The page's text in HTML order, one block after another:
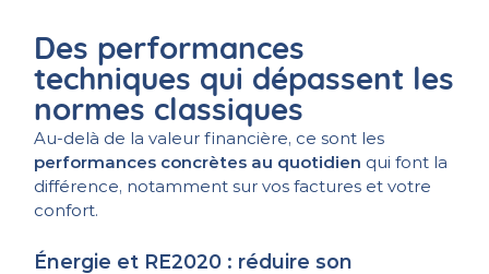
Des performances
techniques qui dépassent les
normes classiques
Au-delà de la valeur financière, ce sont les
performances concrètes au quotidien qui font la
différence, notamment sur vos factures et votre
confort.
Énergie et RE2020 : réduire son